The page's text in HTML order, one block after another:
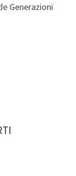
Generazioni